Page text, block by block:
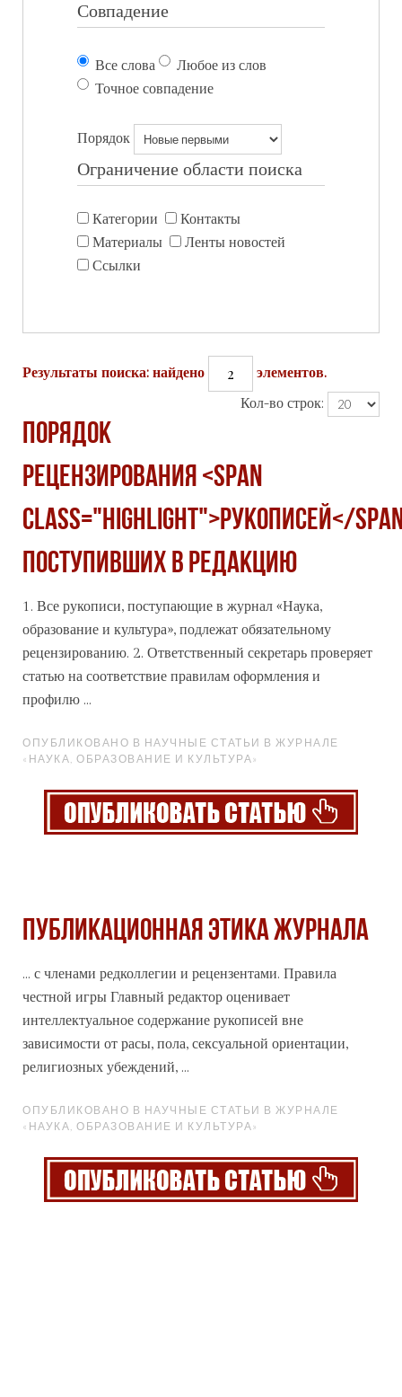
Совпадение
Все слова
Любое из слов
Точное совпадение
Порядок
Ограничение области поиска
Категории
Контакты
Материалы
Ленты новостей
Ссылки
Результаты поиска: найдено 2
элементов.
Кол-во строк:
Порядок
рецензирования <span
class="highlight">рукописей</
поступивших в редакцию
1. Все рукописи, поступающие в журнал «Наука,
образование и культура», подлежат обязательному
рецензированию. 2. Ответственный секретарь проверяет
статью на соответствие правилам оформления и
профилю ...
ОПУБЛИКОВАНО В НАУЧНЫЕ СТАТЬИ В ЖУРНАЛЕ
«НАУКА, ОБРАЗОВАНИЕ И КУЛЬТУРА»
Публикационная этика журнала
... с членами редколлегии и рецензентами. Правила
честной игры Главный редактор оценивает
интеллектуальное содержание рукописей вне
зависимости от расы, пола, сексуальной ориентации,
религиозных убеждений, ...
ОПУБЛИКОВАНО В НАУЧНЫЕ СТАТЬИ В ЖУРНАЛЕ
«НАУКА, ОБРАЗОВАНИЕ И КУЛЬТУРА»